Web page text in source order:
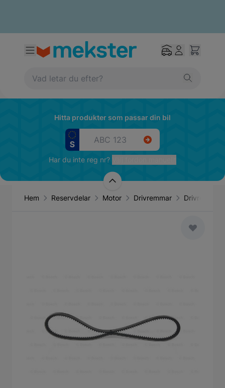
Hitta produkter som passar din bil
Har du inte reg nr?
Hem Reservdelar Motor Drivremmar Drivrem